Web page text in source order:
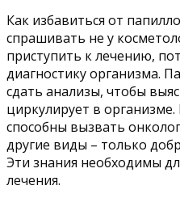
Как избавиться от
спрашивать не у
приступить к лечению,
диагностику организма.
сдать анализы, чтобы
циркулирует в
способны вызвать
другие виды – только
Эти знания необходимы
лечения.